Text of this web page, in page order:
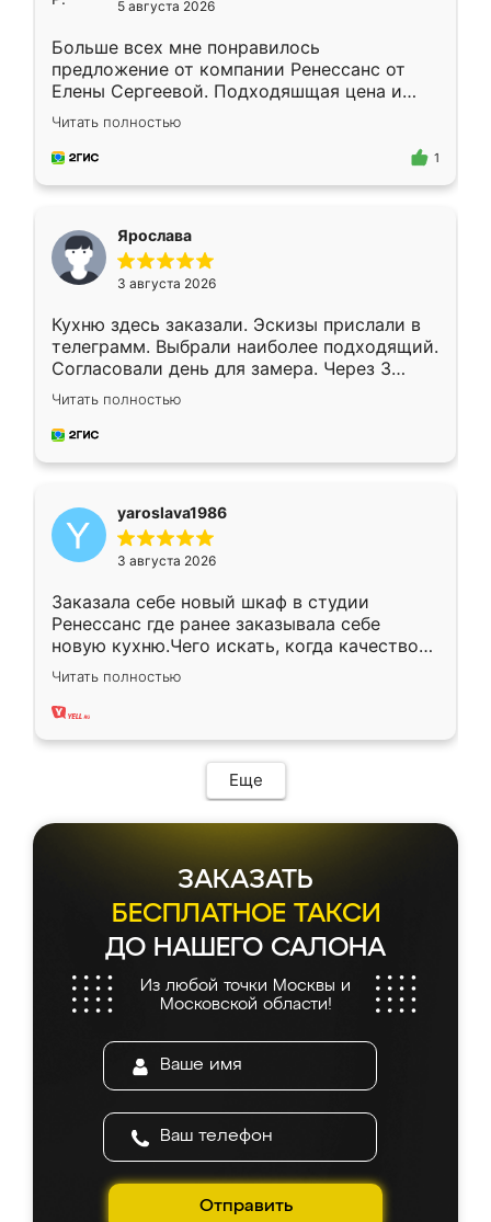
5 августа 2026
Больше всех мне понравилось
предложение от компании Ренессанс от
Елены Сергеевой. Подходяшщая цена и
короткие сроки изготовления. Приехавший
для замера сотрудник Владислав
предложил по моему эскизу самый
Читать полностью
1
Ярослава
3 августа 2026
Кухню здесь заказали. Эскизы прислали в
телеграмм. Выбрали наиболее подходящий.
Согласовали день для замера. Через 3
недели кухня была уже готова. Остались
довольны работой. Спасибо Ренессанс
мебель за качественную работу!
Читать полностью
yaroslava1986
3 августа 2026
Заказала себе новый шкаф в студии
Ренессанс где ранее заказывала себе
новую кухню.Чего искать, когда качеством
вполне довольна. Служит кухня уже почти
два года, нареканий нет.
Читать полностью
Еще
ЗАКАЗАТЬ
БЕСПЛАТНОЕ ТАКСИ
ДО НАШЕГО САЛОНА
Из любой точки Москвы и
Московской области!
Отправить